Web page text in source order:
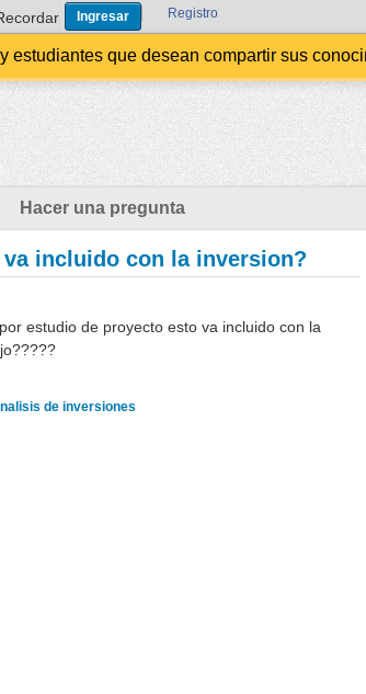
Registro
que desean compartir sus
Hacer una pregunta
incluido con la inversion?
estudio de proyecto esto va incluido con la
de inversiones